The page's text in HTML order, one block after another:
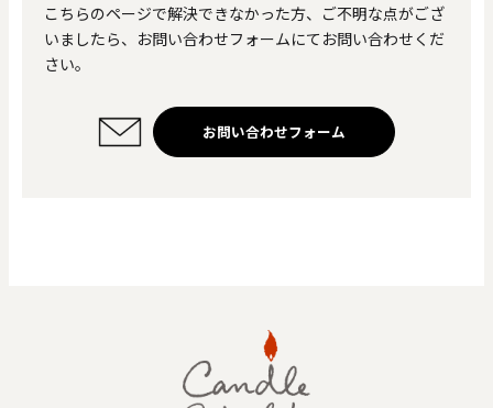
こちらのページで解決できなかった方、ご不明な点がござ
いましたら、お問い合わせフォームにてお問い合わせくだ
さい。
お問い合わせフォーム